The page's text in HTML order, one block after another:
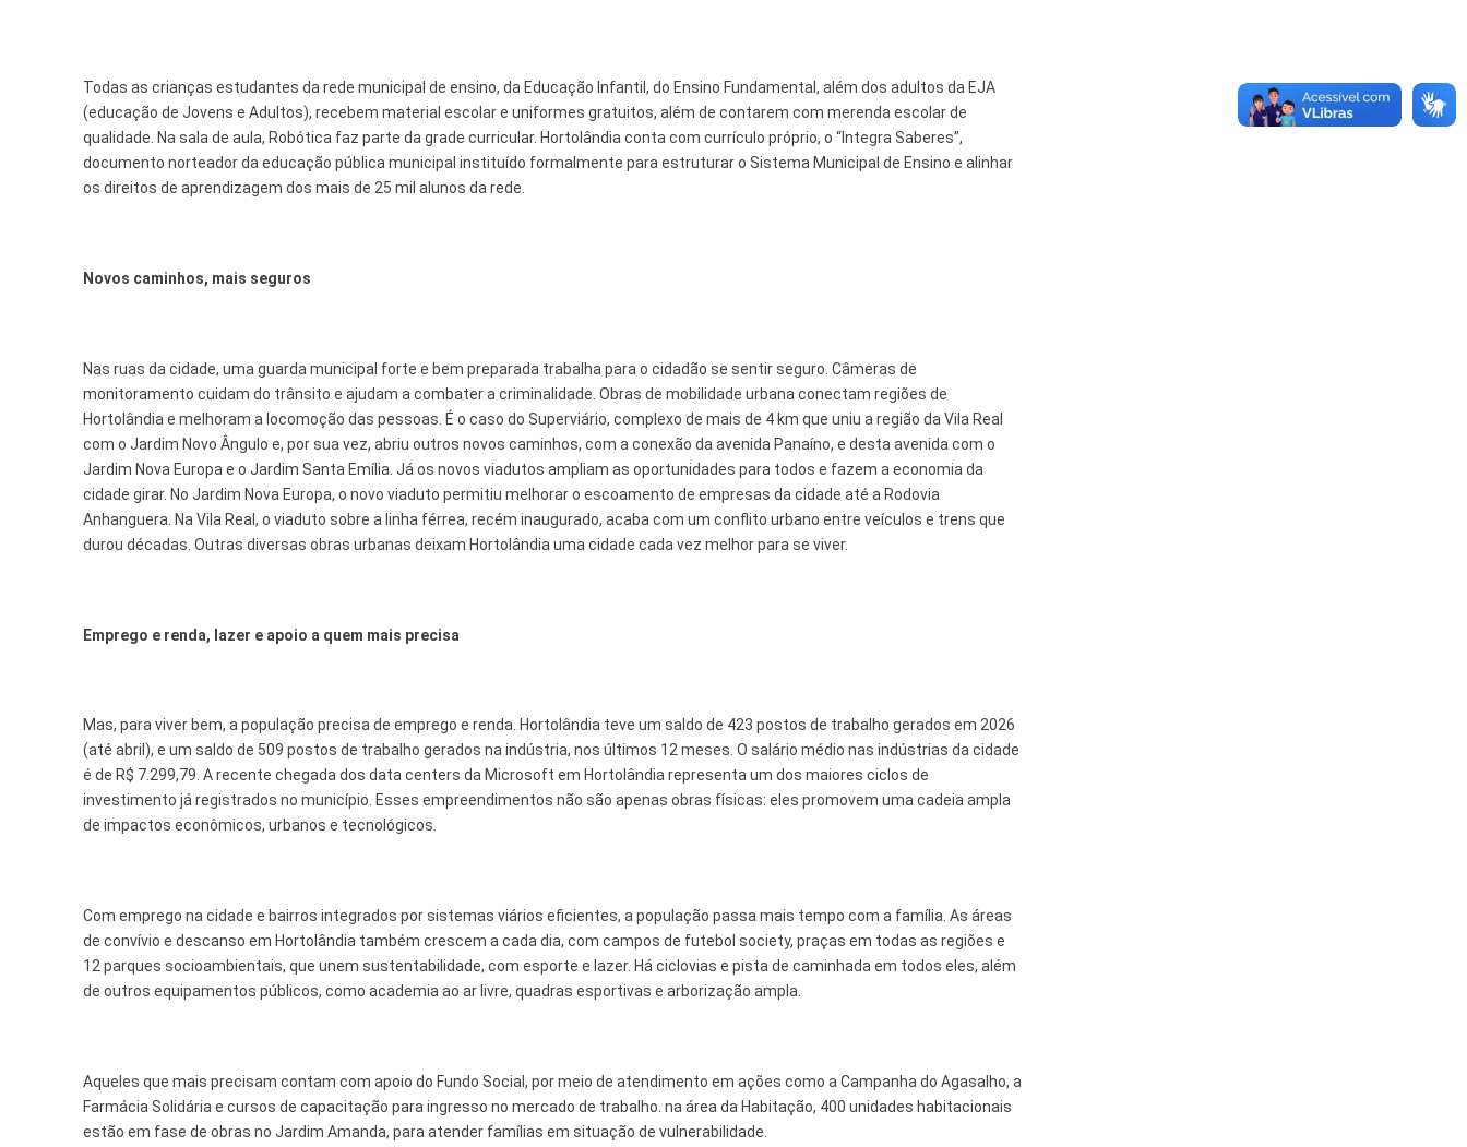
Todas as crianças estudantes da rede municipal de ensino, da Educação Infantil, do Ensino Fundamental, além dos adultos da EJA
(educação de Jovens e Adultos), recebem material escolar e uniformes gratuitos, além de contarem com merenda escolar de
qualidade. Na sala de aula, Robótica faz parte da grade curricular. Hortolândia conta com currículo próprio, o “Integra Saberes”,
documento norteador da educação pública municipal instituído formalmente para estruturar o Sistema Municipal de Ensino e alinhar
os direitos de aprendizagem dos mais de 25 mil alunos da rede.
Novos caminhos, mais seguros
Nas ruas da cidade, uma guarda municipal forte e bem preparada trabalha para o cidadão se sentir seguro. Câmeras de
monitoramento cuidam do trânsito e ajudam a combater a criminalidade. Obras de mobilidade urbana conectam regiões de
Hortolândia e melhoram a locomoção das pessoas. É o caso do Superviário, complexo de mais de 4 km que uniu a região da Vila Real
com o Jardim Novo Ângulo e, por sua vez, abriu outros novos caminhos, com a conexão da avenida Panaíno, e desta avenida com o
Jardim Nova Europa e o Jardim Santa Emília. Já os novos viadutos ampliam as oportunidades para todos e fazem a economia da
cidade girar. No Jardim Nova Europa, o novo viaduto permitiu melhorar o escoamento de empresas da cidade até a Rodovia
Anhanguera. Na Vila Real, o viaduto sobre a linha férrea, recém inaugurado, acaba com um conflito urbano entre veículos e trens que
durou décadas. Outras diversas obras urbanas deixam Hortolândia uma cidade cada vez melhor para se viver.
Emprego e renda, lazer e apoio a quem mais precisa
Mas, para viver bem, a população precisa de emprego e renda. Hortolândia teve um saldo de 423 postos de trabalho gerados em 2026
(até abril), e um saldo de 509 postos de trabalho gerados na indústria, nos últimos 12 meses. O salário médio nas indústrias da cidade
é de R$ 7.299,79. A recente chegada dos data centers da Microsoft em Hortolândia representa um dos maiores ciclos de
investimento já registrados no município. Esses empreendimentos não são apenas obras físicas: eles promovem uma cadeia ampla
de impactos econômicos, urbanos e tecnológicos.
Com emprego na cidade e bairros integrados por sistemas viários eficientes, a população passa mais tempo com a família. As áreas
de convívio e descanso em Hortolândia também crescem a cada dia, com campos de futebol society, praças em todas as regiões e
12 parques socioambientais, que unem sustentabilidade, com esporte e lazer. Há ciclovias e pista de caminhada em todos eles, além
de outros equipamentos públicos, como academia ao ar livre, quadras esportivas e arborização ampla.
Aqueles que mais precisam contam com apoio do Fundo Social, por meio de atendimento em ações como a Campanha do Agasalho, a
Farmácia Solidária e cursos de capacitação para ingresso no mercado de trabalho. na área da Habitação, 400 unidades habitacionais
estão em fase de obras no Jardim Amanda, para atender famílias em situação de vulnerabilidade.